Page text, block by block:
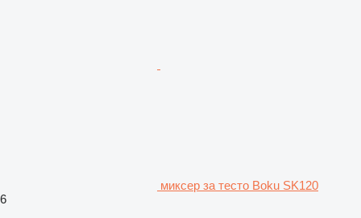
миксер за тесто Boku SK120
6